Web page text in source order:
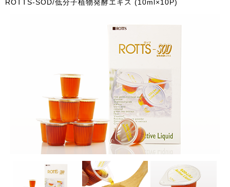
ROTTS-SOD/低分子植物発酵エキス (10ml×10P)